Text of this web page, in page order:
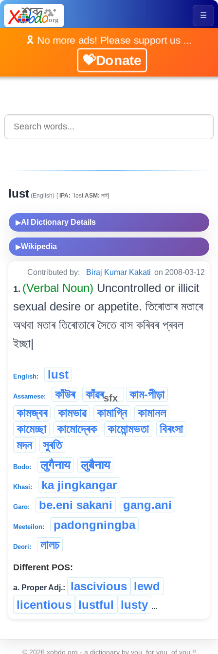
☰
🎗️ No more ads! Please support us ...
💝Donate
lust (English) [IPA: ˈləstASM: লাষ্ট]
▶AI Dictionary Details
▶Wikipedia
Contributed by: Biraj Kumar Kakati on 2008-03-12
1. (Verbal Noun) Uncontrolled or illicit
sexual desire or appetite. তিৰোতাৰ মতাৰে
অথবা মতাৰ তিৰোতাৰে সৈতে বাস কৰিবৰ প্ৰবল
ইচ্ছা|
English: lust
Assamese: কাঁউৰ কাঁৱৰsfx
কাম-পীড়া
কামজ্বৰ
কামভাৱ কামাগ্নি
কামানল
কামেচ্ছা
কামোদ্ৰেক কামোন্মভতা
বিৰংসা
মদন
সুৰতি
Bodo: लुगैनाय लुबैनाय
Khasi: ka jingkangar
Garo: be.eni sakani gang.ani
Meeteilon: padongningba
Deori: লালচ
Different POS:
a. Proper Adj.: lascivious lewd
licentious lustful lusty ...
© 2026 xobdo.org - a dictionary by you, for you, of you !!